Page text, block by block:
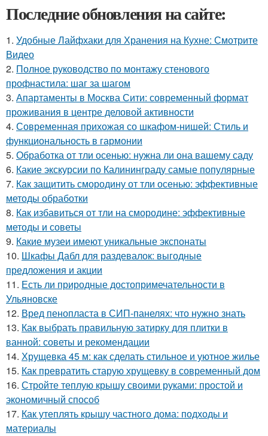
Последние обновления на сайте:
1. Удобные Лайфхаки для Хранения на Кухне: Смотрите
Видео
2. Полное руководство по монтажу стенового
профнастила: шаг за шагом
3. Апартаменты в Москва Сити: современный формат
проживания в центре деловой активности
4. Современная прихожая со шкафом-нишей: Стиль и
функциональность в гармонии
5. Обработка от тли осенью: нужна ли она вашему саду
6. Какие экскурсии по Калининграду самые популярные
7. Как защитить смородину от тли осенью: эффективные
методы обработки
8. Как избавиться от тли на смородине: эффективные
методы и советы
9. Какие музеи имеют уникальные экспонаты
10. Шкафы Дабл для раздевалок: выгодные
предложения и акции
11. Есть ли природные достопримечательности в
Ульяновске
12. Вред пенопласта в СИП-панелях: что нужно знать
13. Как выбрать правильную затирку для плитки в
ванной: советы и рекомендации
14. Хрущевка 45 м: как сделать стильное и уютное жилье
15. Как превратить старую хрущевку в современный дом
16. Стройте теплую крышу своими руками: простой и
экономичный способ
17. Как утеплять крышу частного дома: подходы и
материалы